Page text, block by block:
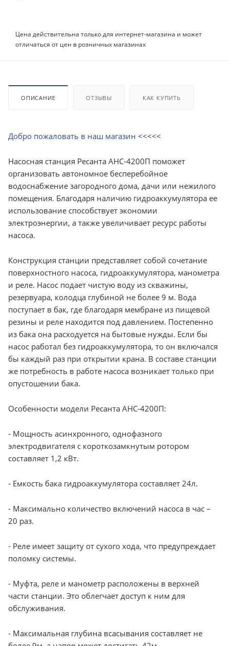
Цена действительна только для интернет-магазина и может
отличаться от цен в розничных магазинах
ОПИСАНИЕ ОТЗЫВЫ КАК КУПИТЬ
Добро пожаловать в наш магазин <<<<<
Насосная станция Ресанта АНС-4200П поможет
организовать автономное бесперебойное
водоснабжение загородного дома, дачи или нежилого
помещения. Благодаря наличию гидроаккумулятора ее
использование способствует экономии
электроэнергии, а также увеличивает ресурс работы
насоса.
Конструкция станции представляет собой сочетание
поверхностного насоса, гидроаккумулятора, манометра
и реле. Насос подает чистую воду из скважины,
резервуара, колодца глубиной не более 9 м. Вода
поступает в бак, где благодаря мембране из пищевой
резины и реле находится под давлением. Постепенно
из бака она расходуется на бытовые нужды. Если бы
насос работал без гидроаккумулятора, то он включался
бы каждый раз при открытии крана. В составе станции
же потребность в работе насоса возникает только при
опустошении бака.
Особенности модели Ресанта АНС-4200П:
- Мощность асинхронного, однофазного
электродвигателя с короткозамкнутым ротором
составляет 1,2 кВт.
- Емкость бака гидроаккумулятора составляет 24л.
- Максимально количество включений насоса в час –
20 раз.
- Реле имеет защиту от сухого хода, что предупреждает
поломку системы.
- Муфта, реле и манометр расположены в верхней
части станции. Это облегчает доступ к ним для
обслуживания.
- Максимальная глубина всасывания составляет не